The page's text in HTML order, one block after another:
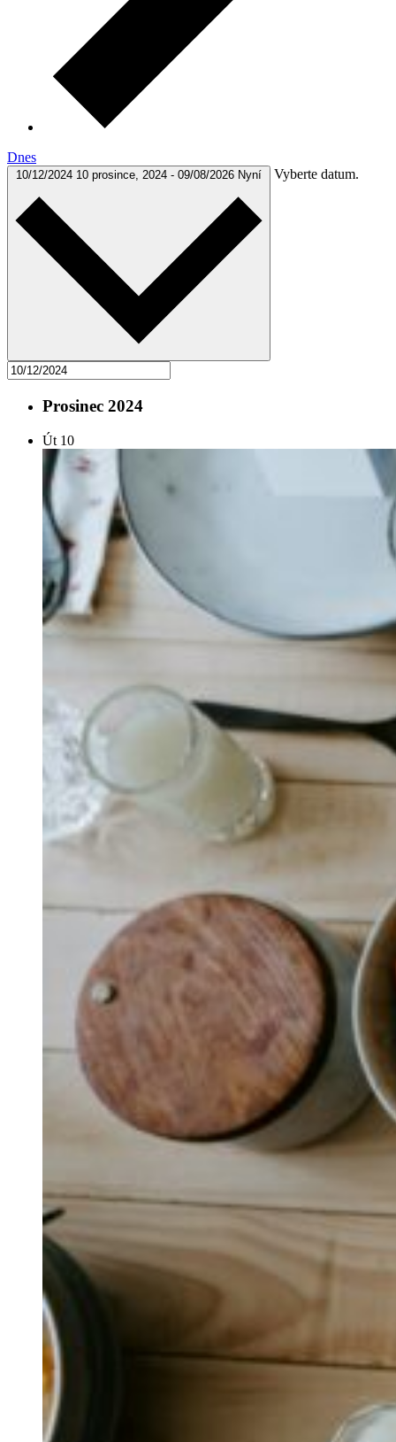
Dnes
10/12/2024 10 prosince, 2024 - 09/08/2026 Nyní Vyberte datum.
Prosinec 2024
Út 10